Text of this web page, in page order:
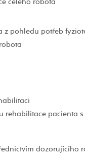
celého robota
z pohledu potřeb
rehabilitace pacienta
dozorujícího